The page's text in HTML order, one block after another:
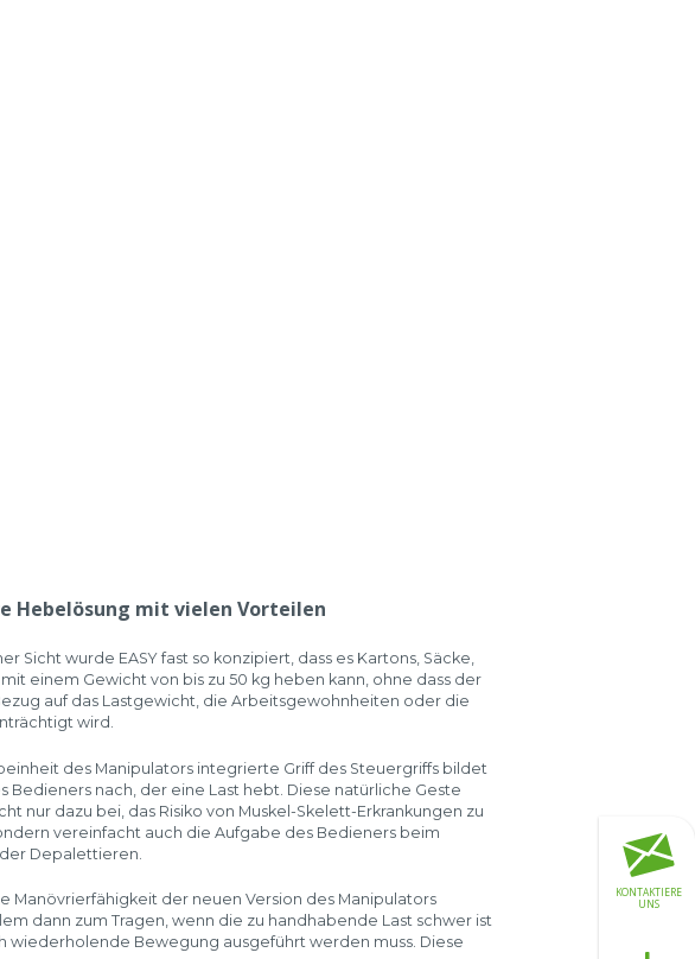
KONTAKTIERE
UNS
Hebelösung mit vielen Vorteilen
Sicht wurde EASY fast so konzipiert, dass es Kartons, Säcke,
mit einem Gewicht von bis zu 50 kg heben kann, ohne dass der
auf das Lastgewicht, die Arbeitsgewohnheiten oder die
wird.
des Manipulators integrierte Griff des Steuergriffs bildet
Bedieners nach, der eine Last hebt. Diese natürliche Geste
nur dazu bei, das Risiko von Muskel-Skelett-Erkrankungen zu
vereinfacht auch die Aufgabe des Bedieners beim
Depalettieren.
Manövrierfähigkeit der neuen Version des Manipulators
dann zum Tragen, wenn die zu handhabende Last schwer ist
wiederholende Bewegung ausgeführt werden muss. Diese